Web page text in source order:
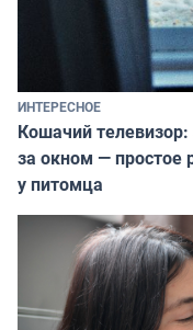
ИНТЕРЕСНОЕ
Кошачий
за окном — простое
у питомца